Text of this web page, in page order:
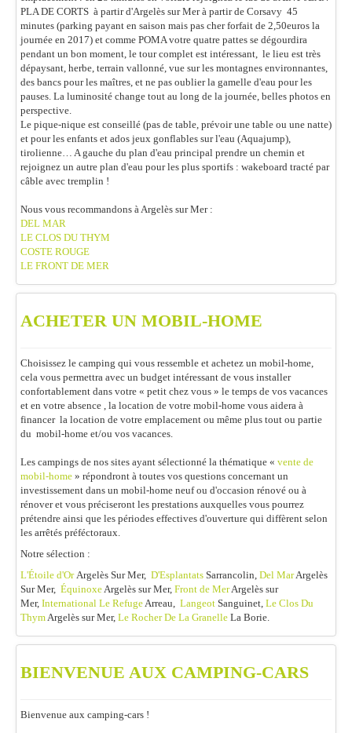
PLA DE CORTS à partir d'Argelès sur Mer à partir de Corsavy 45
minutes (parking payant en saison mais pas cher forfait de 2,50euros la
journée en 2017) et comme POMA votre quatre pattes se dégourdira
pendant un bon moment, le tour complet est intéressant, le lieu est très
dépaysant, herbe, terrain vallonné, vue sur les montagnes environnantes,
des bancs pour les maîtres, et ne pas oublier la gamelle d'eau pour les
pauses. La luminosité change tout au long de la journée, belles photos en
perspective.
Le pique-nique est conseillé (pas de table, prévoir une table ou une natte)
et pour les enfants et ados jeux gonflables sur l'eau (Aquajump),
tirolienne… A gauche du plan d'eau principal prendre un chemin et
rejoignez un autre plan d'eau pour les plus sportifs : wakeboard tracté par
câble avec tremplin !
Nous vous recommandons à Argelès sur Mer :
DEL MAR
LE CLOS DU THYM
COSTE ROUGE
LE FRONT DE MER
ACHETER UN MOBIL-HOME
Choisissez le camping qui vous ressemble et achetez un mobil-home,
cela vous permettra avec un budget intéressant de vous installer
confortablement dans votre « petit chez vous » le temps de vos vacances
et en votre absence , la location de votre mobil-home vous aidera à
financer la location de votre emplacement ou même plus tout ou partie
du mobil-home et/ou vos vacances.
Les campings de nos sites ayant sélectionné la thématique « vente de
mobil-home » répondront à toutes vos questions concernant un
investissement dans un mobil-home neuf ou d'occasion rénové ou à
rénover et vous préciseront les prestations auxquelles vous pourrez
prétendre ainsi que les périodes effectives d'ouverture qui diffèrent selon
les arrêtés préféctoraux.
Notre sélection :
L'Étoile d'OrArgelès Sur Mer, D'Esplantats Sarrancolin, Del MarArgelès
Sur Mer, ÉquinoxeArgelès sur Mer, Front de MerArgelès sur
Mer, International Le RefugeArreau, Langeot Sanguinet, Le Clos Du
ThymArgelès sur Mer, Le Rocher De La Granelle La Borie.
BIENVENUE AUX CAMPING-CARS
Bienvenue aux camping-cars !